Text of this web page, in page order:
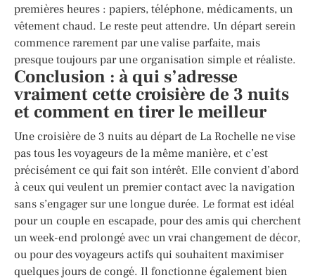
premières heures : papiers, téléphone, médicaments, un
vêtement chaud. Le reste peut attendre. Un départ serein
commence rarement par une valise parfaite, mais
presque toujours par une organisation simple et réaliste.
Conclusion : à qui s’adresse
vraiment cette croisière de 3 nuits
et comment en tirer le meilleur
Une croisière de 3 nuits au départ de La Rochelle ne vise
pas tous les voyageurs de la même manière, et c’est
précisément ce qui fait son intérêt. Elle convient d’abord
à ceux qui veulent un premier contact avec la navigation
sans s’engager sur une longue durée. Le format est idéal
pour un couple en escapade, pour des amis qui cherchent
un week-end prolongé avec un vrai changement de décor,
ou pour des voyageurs actifs qui souhaitent maximiser
quelques jours de congé. Il fonctionne également bien